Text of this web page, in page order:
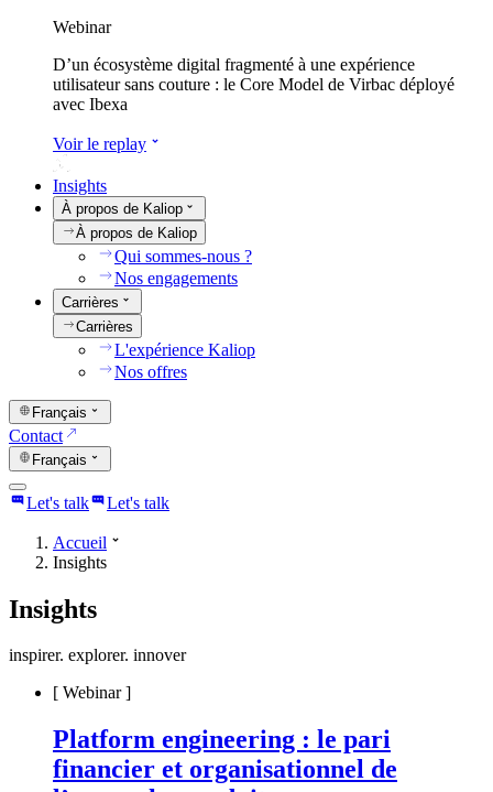
Webinar
D’un écosystème digital fragmenté à une expérience
utilisateur sans couture : le Core Model de Virbac déployé
avec Ibexa
Voir le replay
Insights
À propos de Kaliop
À propos de Kaliop
Qui sommes-nous ?
Nos engagements
Carrières
Carrières
L'expérience Kaliop
Nos offres
Français
Contact
Français
Let's talk Let's talk
Accueil
Insights
Insights
inspirer. explorer. innover
[ Webinar]
Platform engineering : le pari
financier et organisationnel de